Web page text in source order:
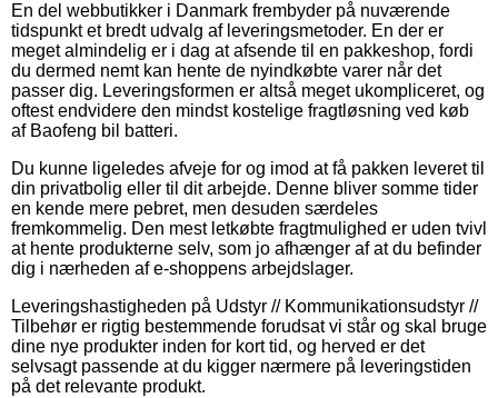
En del webbutikker i Danmark frembyder på nuværende
tidspunkt et bredt udvalg af leveringsmetoder. En der er
meget almindelig er i dag at afsende til en pakkeshop, fordi
du dermed nemt kan hente de nyindkøbte varer når det
passer dig. Leveringsformen er altså meget ukompliceret, og
oftest endvidere den mindst kostelige fragtløsning ved køb
af Baofeng bil batteri.
Du kunne ligeledes afveje for og imod at få pakken leveret til
din privatbolig eller til dit arbejde. Denne bliver somme tider
en kende mere pebret, men desuden særdeles
fremkommelig. Den mest letkøbte fragtmulighed er uden tvivl
at hente produkterne selv, som jo afhænger af at du befinder
dig i nærheden af e-shoppens arbejdslager.
Leveringshastigheden på Udstyr // Kommunikationsudstyr //
Tilbehør er rigtig bestemmende forudsat vi står og skal bruge
dine nye produkter inden for kort tid, og herved er det
selvsagt passende at du kigger nærmere på leveringstiden
på det relevante produkt.